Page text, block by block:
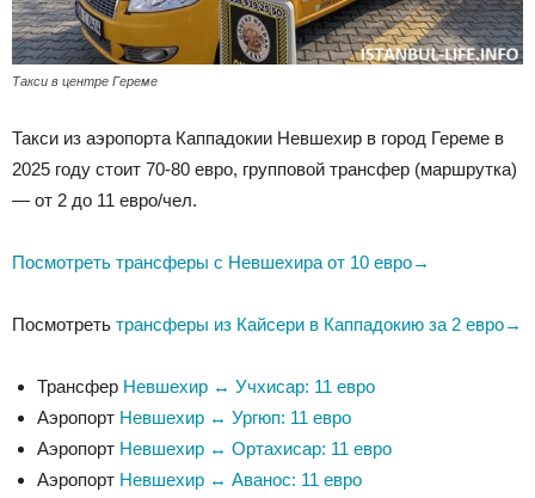
Такси в центре Гереме
Такси из аэропорта Каппадокии Невшехир в город Гереме в
2025 году стоит 70-80 евро, групповой трансфер (маршрутка)
— от 2 до 11 евро/чел.
Посмотреть трансферы с Невшехира от 10 евро→
Посмотреть трансферы из Кайсери в Каппадокию за 2 евро→
Трансфер Невшехир ↔ Учхисар: 11 евро
Аэропорт Невшехир ↔ Ургюп: 11 евро
Аэропорт Невшехир ↔ Ортахисар: 11 евро
Аэропорт Невшехир ↔ Аванос: 11 евро